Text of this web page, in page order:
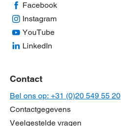
Facebook
Instagram
YouTube
LinkedIn
Contact
Bel ons op: +31 (0)20 549 55 20
Contactgegevens
Veelgestelde vragen